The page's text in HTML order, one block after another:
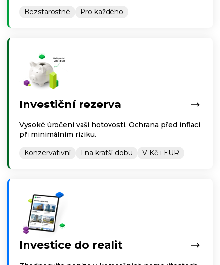
Bezstarostné Pro každého
Investiční rezerva
Vysoké úročení vaší hotovosti. Ochrana před inflací
při minimálním riziku.
Konzervativní I na kratší dobu V Kč i EUR
Investice do realit